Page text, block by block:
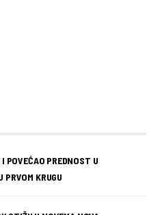
POVEĆAO PREDNOST U
PRVOM KRUGU